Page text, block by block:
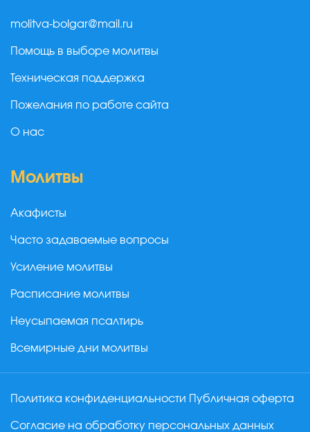
molitva-bolgar@mail.ru
Помощь в выборе молитвы
Техническая поддержка
Пожелания по работе сайта
О нас
Молитвы
Акафисты
Часто задаваемые вопросы
Усиление молитвы
Расписание молитвы
Неусыпаемая псалтирь
Всемирные дни молитвы
Политика конфиденциальности Публичная оферта
Согласие на обработку персональных данных